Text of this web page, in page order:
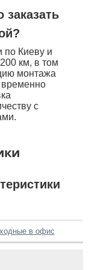
заказать
по Киеву и
км, в том
монтажа
временно
с
в офис